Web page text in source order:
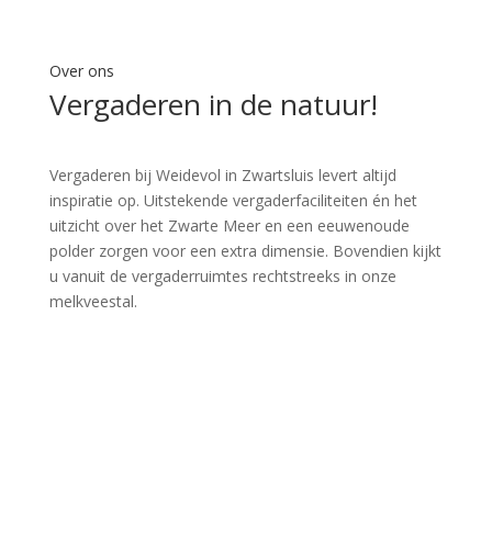
Over ons
Vergaderen in de natuur!
Vergaderen bij Weidevol in Zwartsluis levert altijd
inspiratie op. Uitstekende vergaderfaciliteiten én het
uitzicht over het Zwarte Meer en een eeuwenoude
polder zorgen voor een extra dimensie. Bovendien kijkt
u vanuit de vergaderruimtes rechtstreeks in onze
melkveestal.